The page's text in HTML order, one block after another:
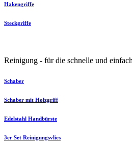
Hakengriffe
Steckgriffe
Reinigung - für die schnelle und
Schaber
Schaber mit Holzgriff
Edelstahl Handbürste
3er Set Reinigungsvlies